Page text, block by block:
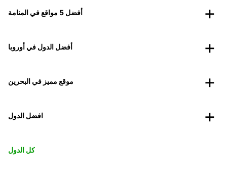
أفضل 5 مواقع في المنامة
أفضل الدول في أوروبا
موقع مميز في البحرين
افضل الدول
كل الدول